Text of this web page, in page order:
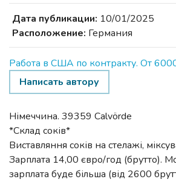
Дата публикации: 10/01/2025
Расположение: Германия
Работа в США по контракту. От
Написать автору
Німеччина. 39359 Calvörde
*Склад соків*
Виставляння соків на стелажі,
Зарплата 14,00 євро/год (брутто).
зарплата буде більша (від 2600